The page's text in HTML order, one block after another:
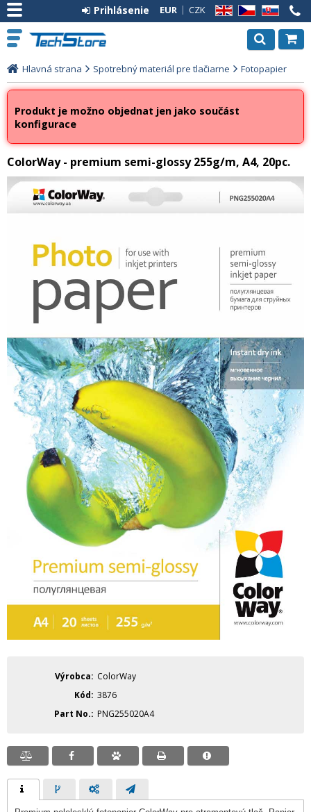
EN CZ SK
EUR CZK
Prihlásenie
Hlavná strana Spotrebný materiál pre tlačiarne Fotopapier
Produkt je možno objednat jen jako součást
konfigurace
ColorWay - premium semi-glossy 255g/m, A4, 20pc.
Výrobca
ColorWay
Kód 3876
Part No.
PNG255020A4